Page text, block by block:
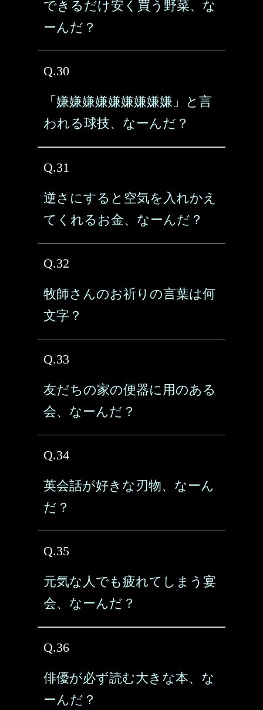
できるだけ安く買う野菜、な
ーんだ？
Q.30
「嫌嫌嫌嫌嫌嫌嫌嫌嫌」と言
われる球技、なーんだ？
Q.31
逆さにすると空気を入れかえ
てくれるお金、なーんだ？
Q.32
牧師さんのお祈りの言葉は何
文字？
Q.33
友だちの家の便器に用のある
会、なーんだ？
Q.34
英会話が好きな刃物、なーん
だ？
Q.35
元気な人でも疲れてしまう宴
会、なーんだ？
Q.36
俳優が必ず読む大きな本、な
ーんだ？